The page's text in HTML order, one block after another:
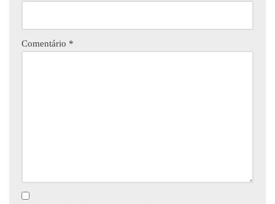
Comentário *